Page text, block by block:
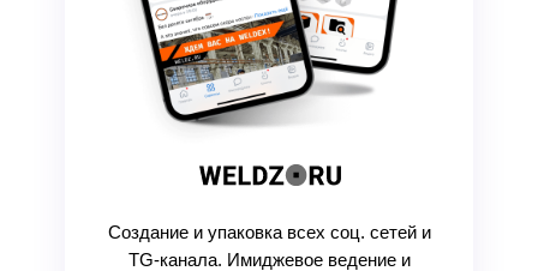
Создание и упаковка всех соц. сетей и
TG-канала. Имиджевое ведение и